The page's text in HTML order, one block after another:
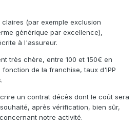
(par exemple exclusion
générique par excellence),
à l'assureur.
très chère, entre 100 et 150€ en
de la franchise, taux d'IPP
un contrat décès dont le coût sera
après vérification, bien sûr,
concernant notre activité.